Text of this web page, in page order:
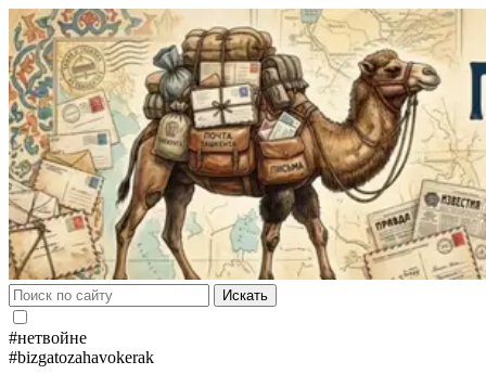
Искать
#нетвойне
#bizgatozahavokerak